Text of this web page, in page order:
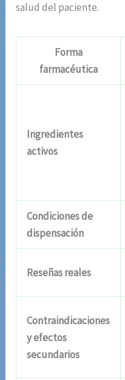
salud del paciente.
Forma
farmacéutica
Ingredientes
activos
Condiciones de
dispensación
Reseñas reales
Contraindicaciones
y efectos
secundarios